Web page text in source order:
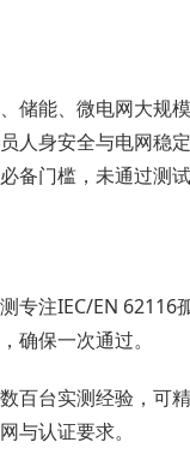
储能、微电网大规
人身安全与电网稳
备门槛，未通过测
专注IEC/EN
确保一次通过。
百台实测经验，可
与认证要求。